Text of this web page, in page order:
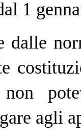
1
non
agli